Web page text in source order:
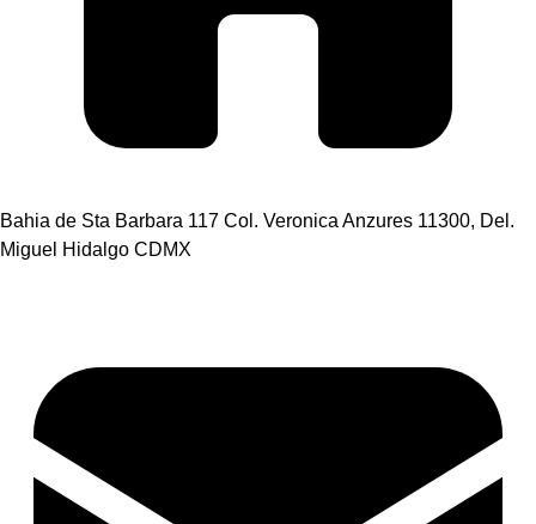
Bahia de Sta Barbara 117 Col. Veronica Anzures 11300, Del.
Miguel Hidalgo CDMX